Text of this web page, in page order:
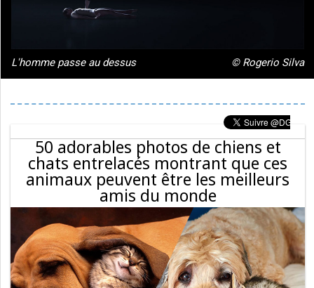
L'homme passe au dessus © Rogerio Silva
50 adorables photos de chiens et
chats entrelacés montrant que ces
animaux peuvent être les meilleurs
amis du monde